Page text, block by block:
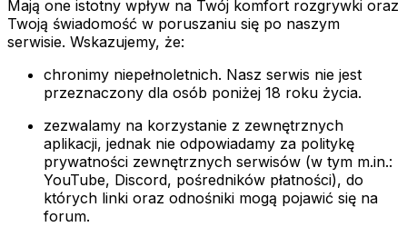
Mają one istotny wpływ na Twój komfort rozgrywki oraz
Twoją świadomość w poruszaniu się po naszym
serwisie. Wskazujemy, że:
chronimy niepełnoletnich. Nasz serwis nie jest
przeznaczony dla osób poniżej 18 roku życia.
zezwalamy na korzystanie z zewnętrznych
aplikacji, jednak nie odpowiadamy za politykę
prywatności zewnętrznych serwisów (w tym m.in.:
YouTube, Discord, pośredników płatności), do
których linki oraz odnośniki mogą pojawić się na
forum.